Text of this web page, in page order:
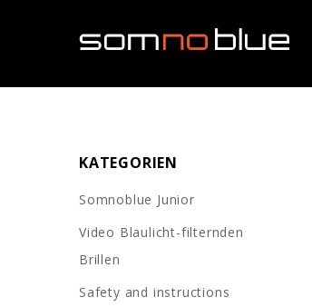
KATEGORIEN
Somnoblue Junior
Video Blaulicht-filternden
Brillen
Safety and instructions